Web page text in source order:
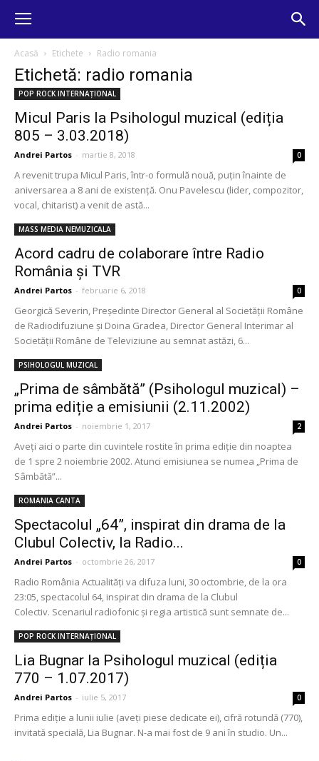
Acasă Etichete Radio romania
Etichetă: radio romania
POP ROCK INTERNAȚIONAL
Micul Paris la Psihologul muzical (ediția
805 – 3.03.2018)
Andrei Partos - martie 8, 2018 0
A revenit trupa Micul Paris, într-o formulă nouă, puțin înainte de
aniversarea a 8 ani de existență. Onu Pavelescu (lider, compozitor,
vocal, chitarist) a venit de astă...
MASS MEDIA NEMUZICALA
Acord cadru de colaborare între Radio
România şi TVR
Andrei Partos - februarie 6, 2018 0
Georgică Severin, Preşedinte Director General al Societăţii Române
de Radiodifuziune şi Doina Gradea, Director General Interimar al
Societăţii Române de Televiziune au semnat astăzi, 6...
PSIHOLOGUL MUZICAL
„Prima de sâmbătă” (Psihologul muzical) –
prima ediție a emisiunii (2.11.2002)
Andrei Partos - noiembrie 1, 2017 2
Aveți aici o parte din cuvintele rostite în prima ediție din noaptea
de 1 spre 2 noiembrie 2002. Atunci emisiunea se numea „Prima de
Sâmbătă”...
ROMANIA CANTA
Spectacolul „64”, inspirat din drama de la
Clubul Colectiv, la Radio...
Andrei Partos - octombrie 26, 2017 0
Radio România Actualităţi va difuza luni, 30 octombrie, de la ora
23:05, spectacolul 64, inspirat din drama de la Clubul
Colectiv. Scenariul radiofonic şi regia artistică sunt semnate de...
POP ROCK INTERNAȚIONAL
Lia Bugnar la Psihologul muzical (ediția
770 – 1.07.2017)
Andrei Partos - iulie 5, 2017 0
Prima ediție a lunii iulie (aveți piese dedicate ei), cifră rotundă (770),
invitată specială, Lia Bugnar. N-a mai fost de 9 ani în studio. Un...